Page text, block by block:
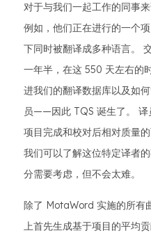
对于与我们一起工作的同事
例如，他们正在进行的一个
下同时被翻译成多种语言。
一年半，在这 550 天左右的
进我们的翻译数据库以及如
员——因此 TQS 诞生了。 译
项目完成和校对后相对质量
我们可以了解这位特定译者
分需要考虑，但不会太难。
除了 MotaWord 实施的所有
上首先生成基于项目的平均